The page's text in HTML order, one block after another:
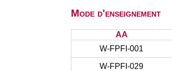
Mode d'enseignement
AA
W-FPFI-001
W-FPFI-029